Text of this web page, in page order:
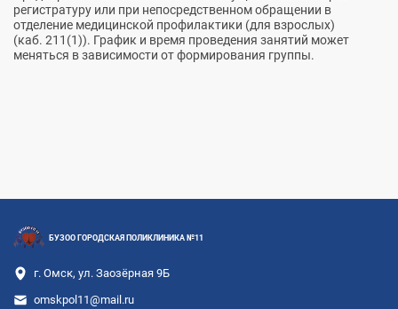
регистратуру или при непосредственном обращении в
отделение медицинской профилактики (для взрослых)
(каб. 211(1)). График и время проведения занятий может
меняться в зависимости от формирования группы.
БУЗОО ГОРОДСКАЯ ПОЛИКЛИНИКА №11
г. Омск, ул. Заозёрная 9Б
omskpol11@mail.ru